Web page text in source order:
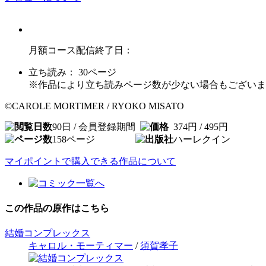
月額コース配信終了日：
立ち読み： 30ページ
※作品により立ち読みページ数が少ない場合もござい
©CAROLE MORTIMER / RYOKO MISATO
90日 / 会員登録期間
374円 / 495円
158ページ ハーレクイン
マイポイントで購入できる作品について
この作品の原作はこちら
結婚コンプレックス
キャロル・モーティマー /須賀孝子